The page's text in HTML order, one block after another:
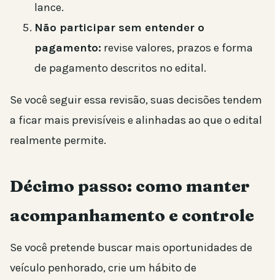
lance.
Não participar sem entender o
pagamento: revise valores, prazos e forma
de pagamento descritos no edital.
Se você seguir essa revisão, suas decisões tendem
a ficar mais previsíveis e alinhadas ao que o edital
realmente permite.
Décimo passo: como manter
acompanhamento e controle
Se você pretende buscar mais oportunidades de
veículo penhorado, crie um hábito de